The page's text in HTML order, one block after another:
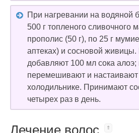
При нагревании на водяной
500 г топленого сливочного
прополис (50 г), по 25 г
аптеках) и сосновой
добавляют 100 мл сока
перемешивают и настаивают
холодильнике. Принимают
четырех раз в день.
Лечение волос